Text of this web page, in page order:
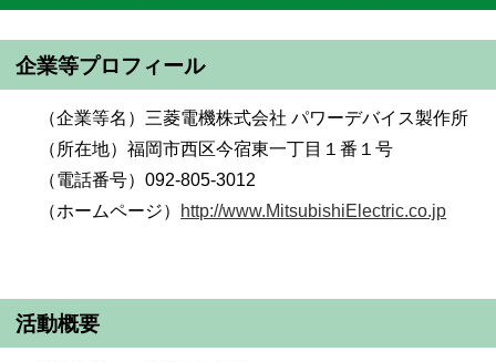
企業等プロフィール
（企業等名）三菱電機株式会社 パワーデバイス製作所
（所在地）福岡市西区今宿東一丁目１番１号
（電話番号）092-805-3012
（ホームページ）
http://www.MitsubishiElectric.co.jp
活動概要